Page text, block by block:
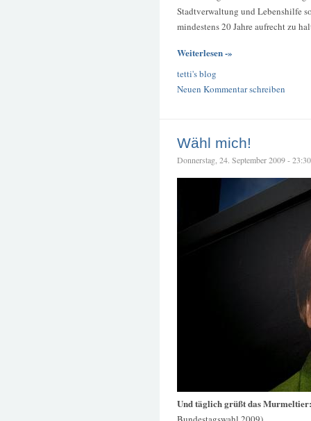
Stadtverwaltung und Lebenshilfe
mindestens 20 Jahre aufrecht zu
Weiterlesen -»
tetti's blog
Neuen Kommentar schreiben
Wähl mich!
Donnerstag, 24. September 2009 -
Und täglich grüßt das